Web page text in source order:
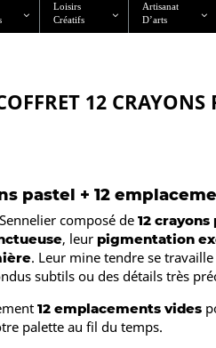
Loisirs
Créatifs
Artisanat
D’arts
12 CRAYONS
pastel + 12
composé de12
, leur pigmentation
. Leur mine tendre se
subtils ou des détails très
12 emplacements vides
palette au fil du temps.